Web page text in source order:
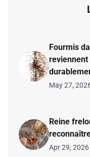
Fourmis
May 27,
Reine
Apr 29, 2026